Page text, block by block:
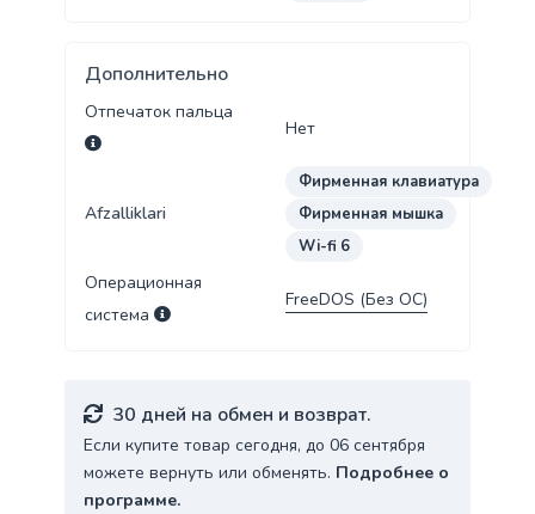
Дополнительно
Отпечаток пальца
Нет
Afzalliklari
Фирменная клавиатура
Фирменная мышка
Wi-fi 6
Операционная
система
FreeDOS (Без ОС)
30 дней на обмен и возврат.
Если купите товар сегодня, до 06 сентября
можете вернуть или обменять. Подробнее о
программе.